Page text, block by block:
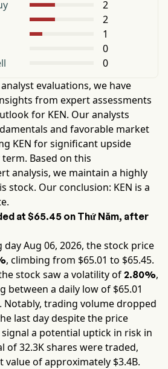
2
2
1
0
0
evaluations, we have
from expert assessments
for KEN. Our analysts
and favorable market
KEN for significant upside
Based on this
analysis, we maintain a highly
stock. Our conclusion: KEN is a
at $65.45 on Thứ Năm, after
dayAug 06, 2026, the stock price
, climbing from $65.01 to $65.45.
stock saw a volatility of 2.80%,
between a daily low of $65.01
. Notably, trading volume dropped
last day despite the price
a potential uptick in risk in
of32.3Kshares were traded,
value of approximately $3.4B.